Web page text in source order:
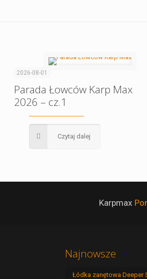
2026-08-01
Parada Łowców Karp Max
2026 – cz.1
Czytaj dalej
Karpmax
Najnowsze
Łódka zanętowa Deeper